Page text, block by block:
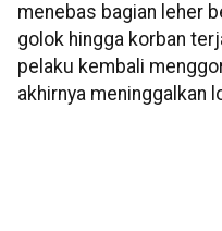
menebas bagian leher
golok hingga korban
pelaku kembali
akhirnya meninggalkan